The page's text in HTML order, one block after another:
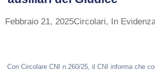
Febbraio 21, 2025Circolari, In
Con Circolare CNI n.260/25, il CNI informa che